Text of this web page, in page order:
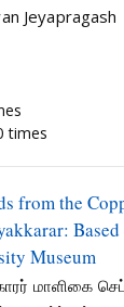
Jeyapragash
times
from the
Museum
மாளிகை